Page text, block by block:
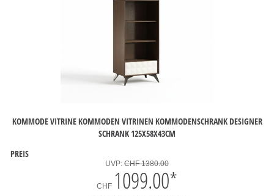
KOMMODE VITRINE KOMMODEN VITRINEN KOMMODENSCHRANK DESIGNER
SCHRANK 125X58X43CM
PREIS
UVP: CHF 1380.00
CHF 1099.00*